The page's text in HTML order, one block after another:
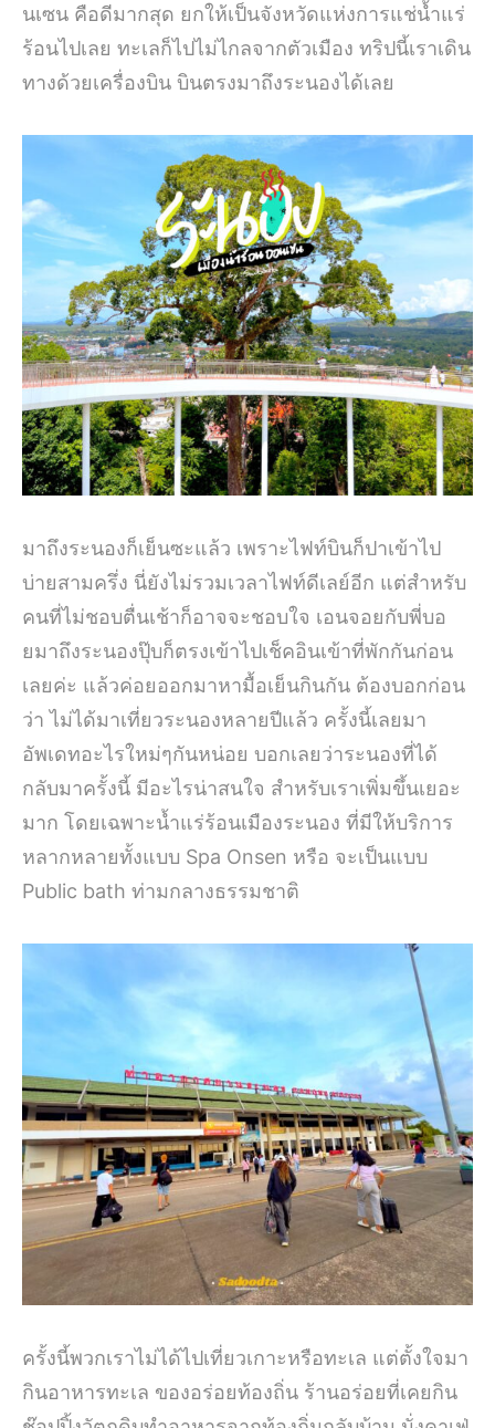
นเซน คือดีมากสุด ยกให้เป็นจังหวัดแห่งการแช่น้ำแร่
ร้อนไปเลย ทะเลก็ไปไม่ไกลจากตัวเมือง ทริปนี้เราเดิน
ทางด้วยเครื่องบิน บินตรงมาถึงระนองได้เลย
มาถึงระนองก็เย็นซะแล้ว เพราะไฟท์บินก็ปาเข้าไป
บ่ายสามครึ่ง นี่ยังไม่รวมเวลาไฟท์ดีเลย์อีก แต่สำหรับ
คนที่ไม่ชอบตื่นเช้าก็อาจจะชอบใจ เอนจอยกับพี่บอ
ยมาถึงระนองปุ๊บก็ตรงเข้าไปเช็คอินเข้าที่พักกันก่อน
เลยค่ะ แล้วค่อยออกมาหามื้อเย็นกินกัน ต้องบอกก่อน
ว่า ไม่ได้มาเที่ยวระนองหลายปีแล้ว ครั้งนี้เลยมา
อัพเดทอะไรใหม่ๆกันหน่อย บอกเลยว่าระนองที่ได้
กลับมาครั้งนี้ มีอะไรน่าสนใจ สำหรับเราเพิ่มขึ้นเยอะ
มาก โดยเฉพาะน้ำแร่ร้อนเมืองระนอง ที่มีให้บริการ
หลากหลายทั้งแบบ Spa Onsen หรือ จะเป็นแบบ
Public bath ท่ามกลางธรรมชาติ
ครั้งนี้พวกเราไม่ได้ไปเที่ยวเกาะหรือทะเล แต่ตั้งใจมา
กินอาหารทะเล ของอร่อยท้องถิ่น ร้านอร่อยที่เคยกิน